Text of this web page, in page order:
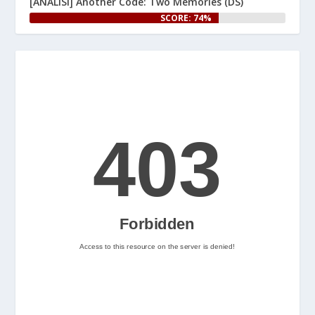
👉
www.nintenhype.cat/2026/06/25/
e...
2
Nintenhype.Cat @nintenhype.cat
📅 Ja tenim aquí els
SCORE: 74%